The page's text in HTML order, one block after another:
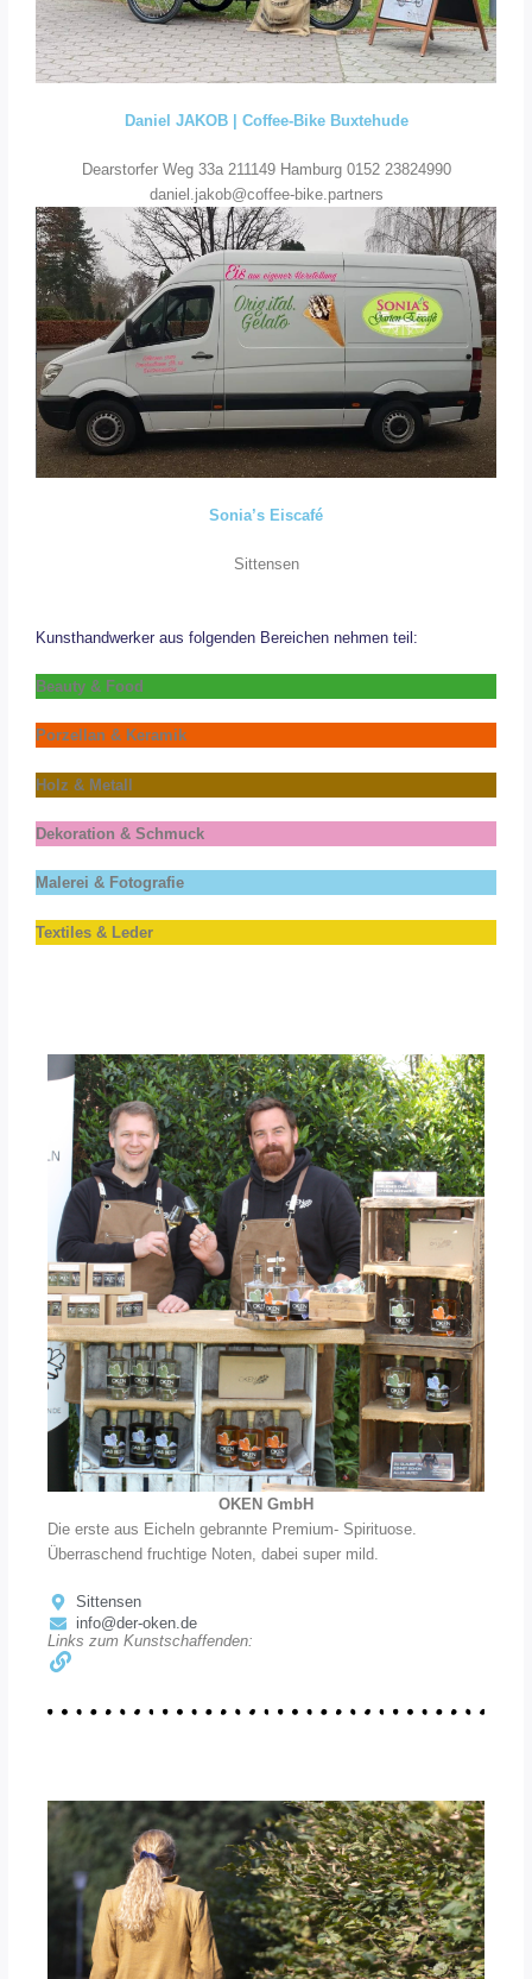
Daniel JAKOB | Coffee-Bike Buxtehude
Dearstorfer Weg 33a 211149 Hamburg 0152 23824990
daniel.jakob@coffee-bike.partners
Sonia’s Eiscafé
Sittensen
Kunsthandwerker aus folgenden Bereichen nehmen teil:
Beauty & Food
Porzellan & Keramik
Holz & Metall
Dekoration & Schmuck
Malerei & Fotografie
Textiles & Leder
OKEN GmbH
Die erste aus Eicheln gebrannte Premium- Spirituose.
Überraschend fruchtige Noten, dabei super mild.
Sittensen
info@der-oken.de
Links zum Kunstschaffenden: